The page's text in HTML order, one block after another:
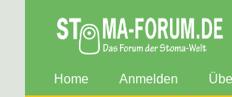
Home Anmelden